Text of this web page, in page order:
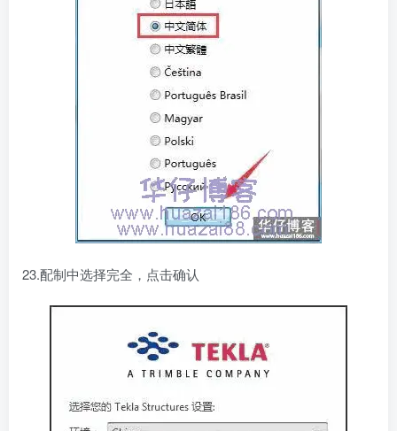
23.配制中选择完全，点击确认